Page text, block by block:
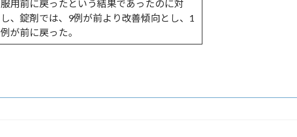
服用前に戻ったという結果であったのに対
し、錠剤では、9例が前より改善傾向とし、1
例が前に戻った。